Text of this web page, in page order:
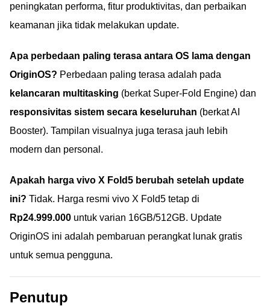
peningkatan performa, fitur produktivitas, dan perbaikan
keamanan jika tidak melakukan update.
Apa perbedaan paling terasa antara OS lama dengan
OriginOS? Perbedaan paling terasa adalah pada
kelancaran multitasking (berkat Super-Fold Engine) dan
responsivitas sistem secara keseluruhan (berkat AI
Booster). Tampilan visualnya juga terasa jauh lebih
modern dan personal.
Apakah harga vivo X Fold5 berubah setelah update
ini? Tidak. Harga resmi vivo X Fold5 tetap di
Rp24.999.000 untuk varian 16GB/512GB. Update
OriginOS ini adalah pembaruan perangkat lunak gratis
untuk semua pengguna.
Penutup